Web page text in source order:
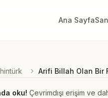
Ana Sayfa
chevron_right Arifi Billah Olan Bir
oku! Çevrimdışı erişim ve